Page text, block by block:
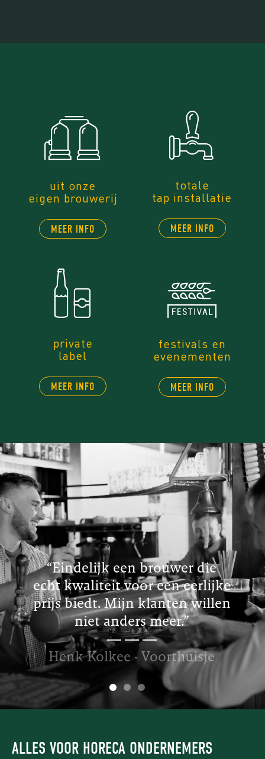
uit onze
eigen brouwerij
MEER INFO
totale
tap installatie
MEER INFO
private
label
MEER INFO
festivals en
evenementen
MEER INFO
“Eindelijk een brouwer die
echt kwaliteit voor een eerlijke
prijs biedt. Mijn klanten willen
niet anders meer.”
Henk Kolkee - Voorthuisje
ALLES VOOR HORECA ONDERNEMERS